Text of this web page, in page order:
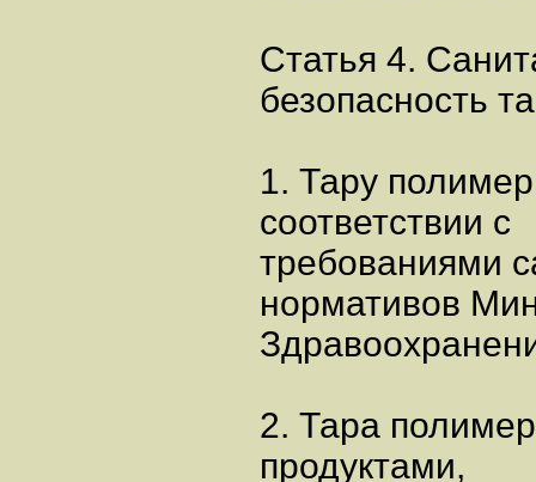
Статья 4.
безопасность
1. Тару
соответствии с
требованиями
нормативов
2. Тара
продуктами,